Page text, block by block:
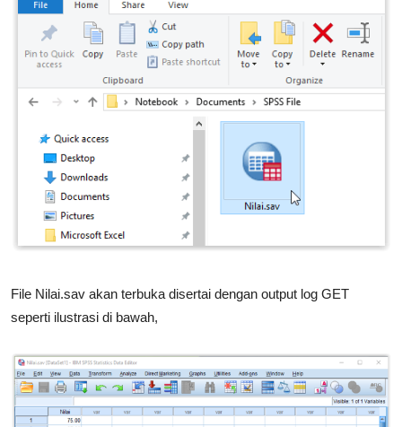
File Nilai.sav akan terbuka disertai dengan output log GET
seperti ilustrasi di bawah,